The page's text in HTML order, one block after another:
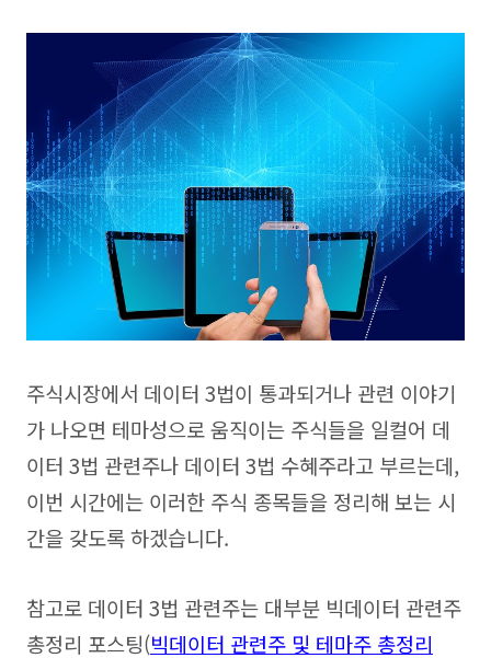
주식시장에서 데이터 3법이 통과되거나 관련 이야기
가 나오면 테마성으로 움직이는 주식들을 일컬어 데
이터 3법 관련주나 데이터 3법 수혜주라고 부르는데,
이번 시간에는 이러한 주식 종목들을 정리해 보는 시
간을 갖도록 하겠습니다.
참고로 데이터 3법 관련주는 대부분 빅데이터 관련주
총정리 포스팅(빅데이터 관련주 및 테마주 총정리